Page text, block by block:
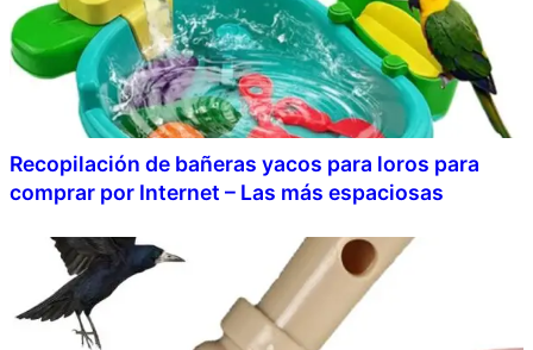
Recopilación de bañeras yacos para loros para
comprar por Internet – Las más espaciosas